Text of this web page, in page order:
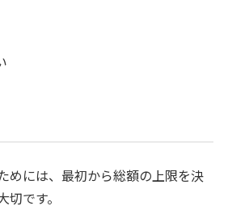
めには、最初から総額の上限を決
です。